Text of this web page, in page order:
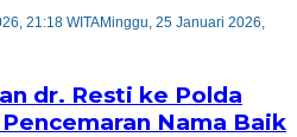
21:18 WITAMinggu, 25 Januari 2026,
dr. Resti ke Polda
Nama Baik